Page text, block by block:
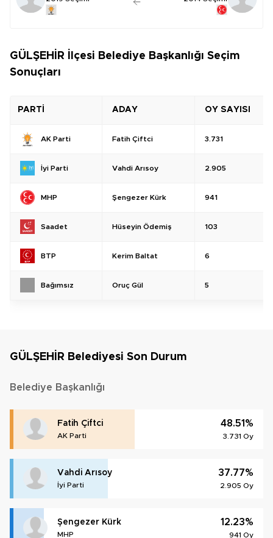
GÜLŞEHİR İlçesi Belediye Başkanlığı Seçim
Sonuçları
PARTİ ADAY OY SAYISI
AK Parti Fatih Çiftci 3.731
İyi Parti Vahdi Arısoy 2.905
MHP Şengezer Kürk 941
Saadet Hüseyin Ödemiş 103
BTP Kerim Baltat 6
Bağımsız Oruç Gül 5
GÜLŞEHİR Belediyesi Son Durum
Belediye Başkanlığı
Fatih Çiftci
AK Parti
48.51%
3.731 Oy
Vahdi Arısoy
İyi Parti
37.77%
2.905 Oy
Şengezer Kürk
MHP
12.23%
941 Oy